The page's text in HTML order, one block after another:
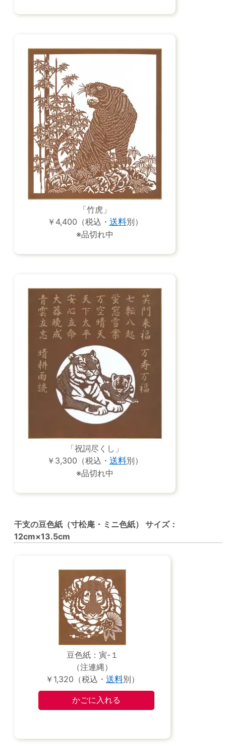
「竹虎」
￥4,400（税込・ 送料別）
※品切れ中
「祝詞尽くし」
￥3,300（税込・ 送料別）
※品切れ中
干支の豆色紙（寸松庵・ミニ色紙） サイズ：
12cm×13.5cm
豆色紙：寅-１
（注連縄）
￥1,320（税込・ 送料別）